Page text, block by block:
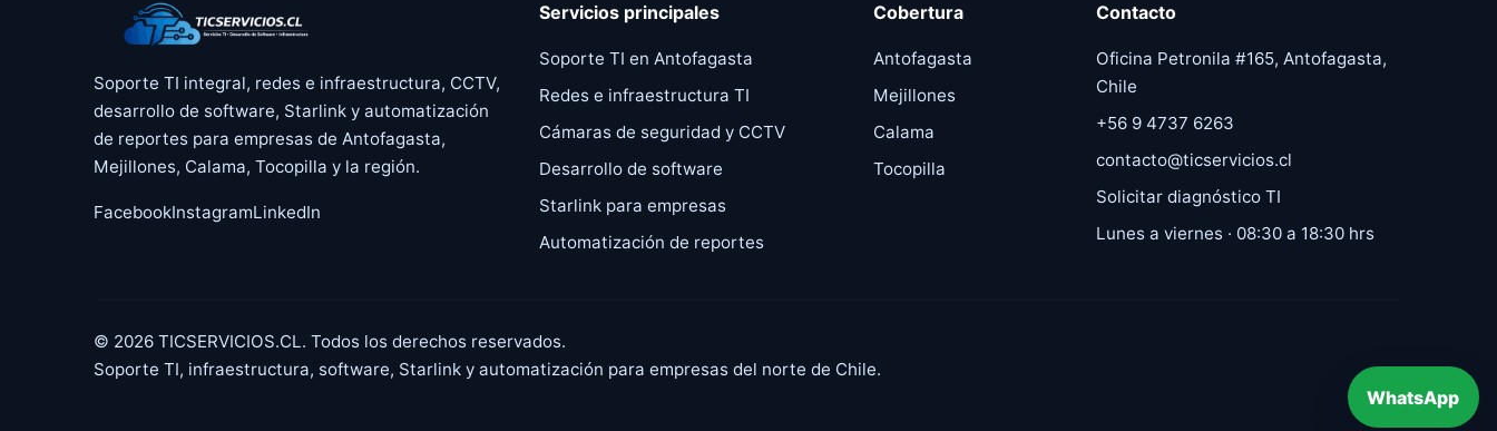
WhatsApp
Soporte TI integral, redes e infraestructura, CCTV,
desarrollo de software, Starlink y automatización
de reportes para empresas de Antofagasta,
Mejillones, Calama, Tocopilla y la región.
FacebookInstagramLinkedIn
Servicios principales
Soporte TI en Antofagasta
Redes e infraestructura TI
Cámaras de seguridad y CCTV
Desarrollo de software
Starlink para empresas
Automatización de reportes
Cobertura
Antofagasta
Mejillones
Calama
Tocopilla
Contacto
Oficina Petronila #165, Antofagasta,
Chile
+56 9 4737 6263
contacto@ticservicios.cl
Solicitar diagnóstico TI
Lunes a viernes · 08:30 a 18:30 hrs
© 2026 TICSERVICIOS.CL. Todos los derechos reservados.
Soporte TI, infraestructura, software, Starlink y automatización para empresas del norte de Chile.